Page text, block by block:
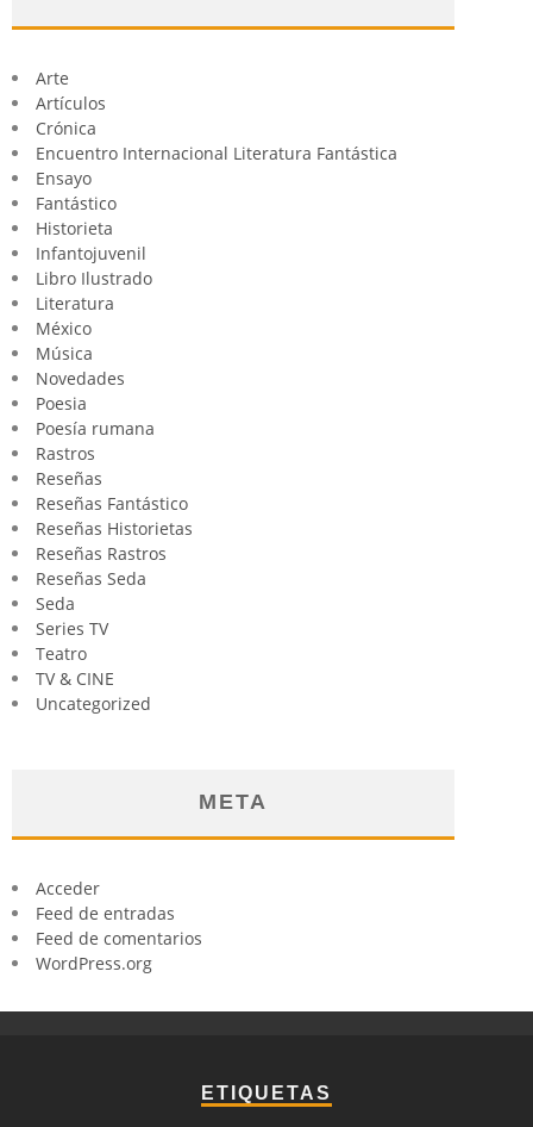
Arte
Artículos
Crónica
Encuentro Internacional Literatura Fantástica
Ensayo
Fantástico
Historieta
Infantojuvenil
Libro Ilustrado
Literatura
México
Música
Novedades
Poesia
Poesía rumana
Rastros
Reseñas
Reseñas Fantástico
Reseñas Historietas
Reseñas Rastros
Reseñas Seda
Seda
Series TV
Teatro
TV & CINE
Uncategorized
META
Acceder
Feed de entradas
Feed de comentarios
WordPress.org
ETIQUETAS